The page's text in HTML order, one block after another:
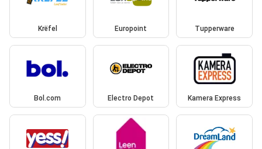
Krëfel Europoint Tupperware
Bol.com Electro Depot Kamera Express